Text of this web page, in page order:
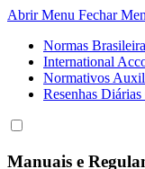
Abrir Menu Fechar
Normas
International
Normativos
Resenhas
Manuais e